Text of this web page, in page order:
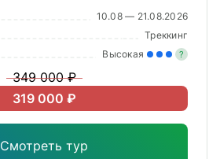
10.08 — 21.08.2026
Треккинг
Высокая ?
349 000 ₽
319 000 ₽
Смотреть тур